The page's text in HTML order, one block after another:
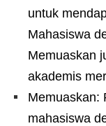
untuk
Mahasiswa
Memuaskan
akademis
Memuaskan:
mahasiswa